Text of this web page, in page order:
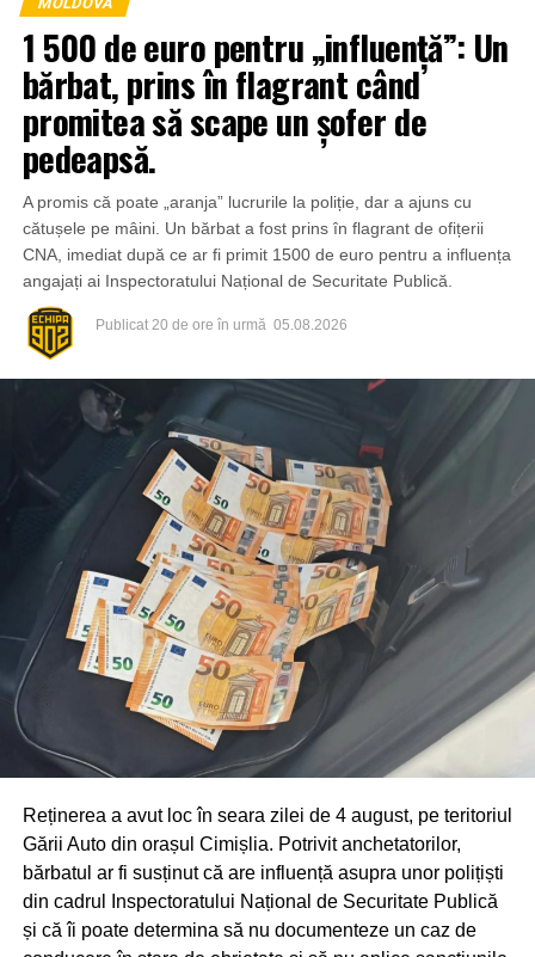
1 500 de euro pentru „influență”: Un
bărbat, prins în flagrant când
promitea să scape un șofer de
pedeapsă.
A promis că poate „aranja” lucrurile la poliție, dar a ajuns cu
cătușele pe mâini. Un bărbat a fost prins în flagrant de ofițerii
CNA, imediat după ce ar fi primit 1500 de euro pentru a influența
angajați ai Inspectoratului Național de Securitate Publică.
Publicat 20 de ore în urmă 05.08.2026
Reținerea a avut loc în seara zilei de 4 august, pe teritoriul
Gării Auto din orașul Cimișlia. Potrivit anchetatorilor,
bărbatul ar fi susținut că are influență asupra unor polițiști
din cadrul Inspectoratului Național de Securitate Publică
și că îi poate determina să nu documenteze un caz de